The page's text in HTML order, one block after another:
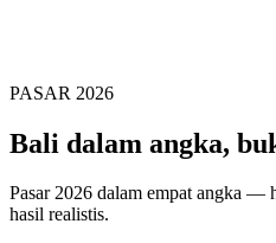
PASAR 2026
Bali dalam angka,
Pasar 2026 dalam empat angka —
hasil realistis.